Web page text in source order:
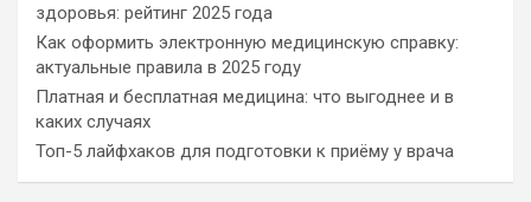
здоровья: рейтинг 2025 года
Как оформить электронную медицинскую справку:
актуальные правила в 2025 году
Платная и бесплатная медицина: что выгоднее и в
каких случаях
Топ-5 лайфхаков для подготовки к приёму у врача